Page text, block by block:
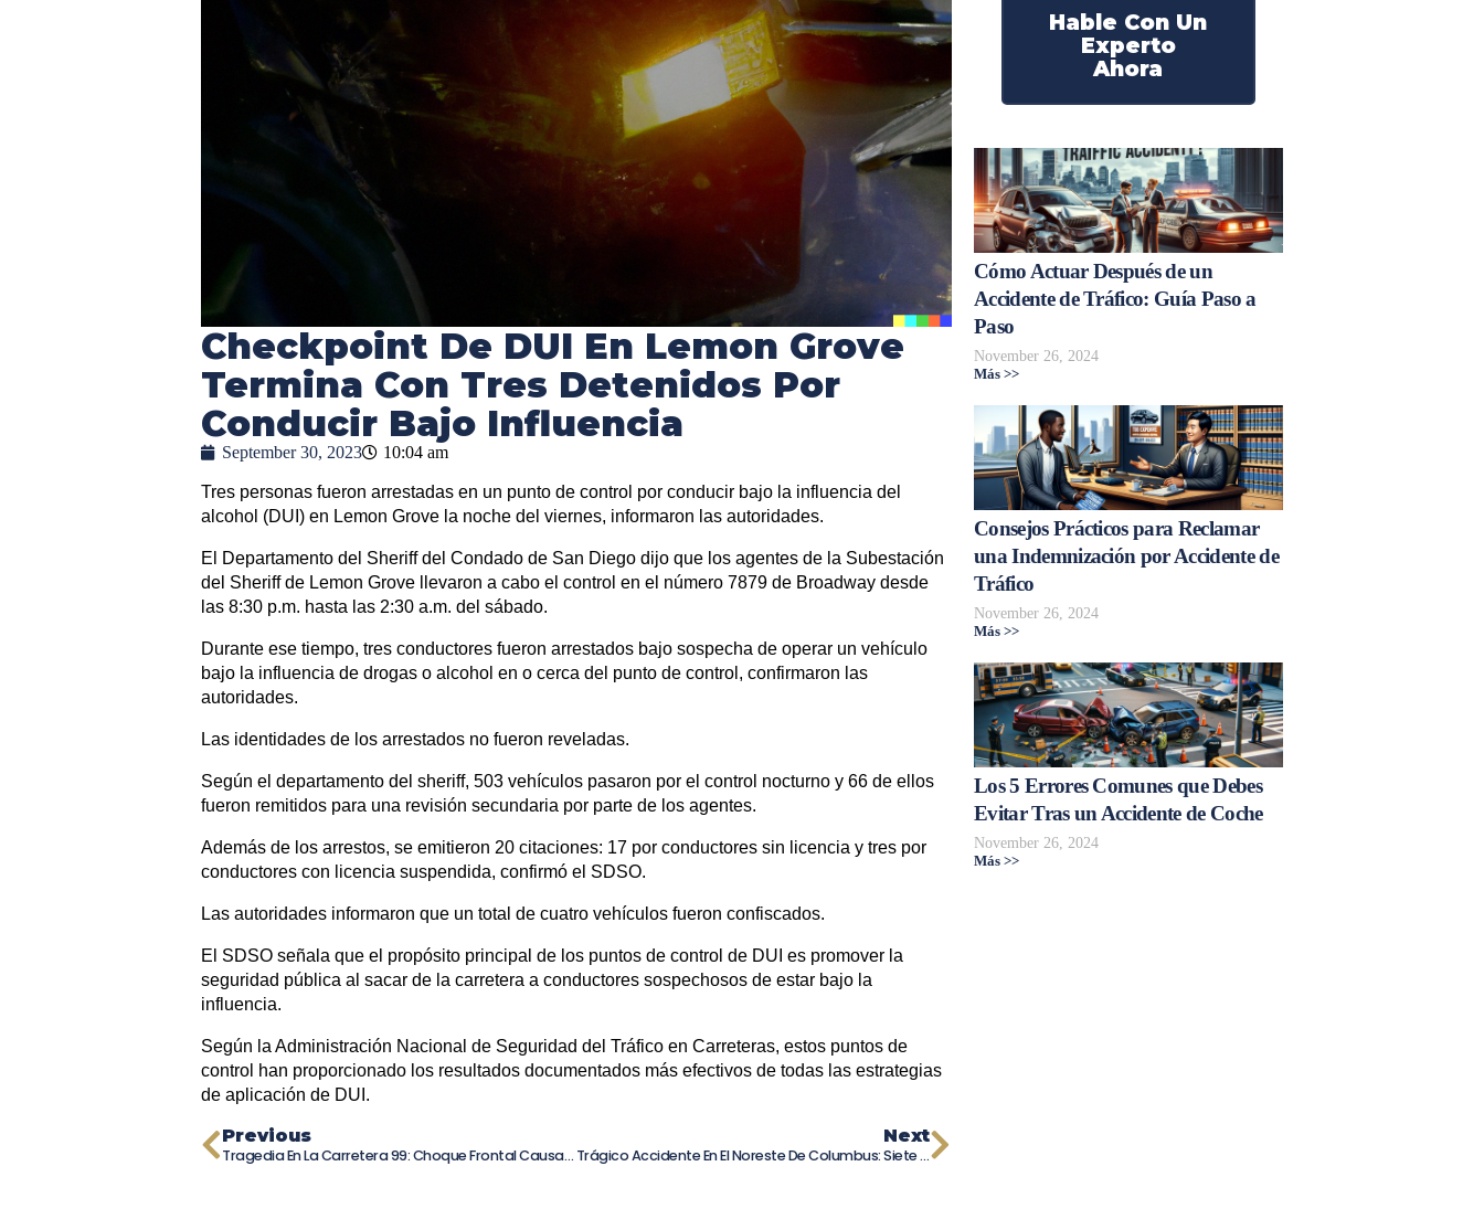
Checkpoint De DUI En Lemon Grove
Termina Con Tres Detenidos Por
Conducir Bajo Influencia
September 30, 2023 10:04 am
Tres personas fueron arrestadas en un punto de control por conducir bajo la influencia del
alcohol (DUI) en Lemon Grove la noche del viernes, informaron las autoridades.
El Departamento del Sheriff del Condado de San Diego dijo que los agentes de la Subestación
del Sheriff de Lemon Grove llevaron a cabo el control en el número 7879 de Broadway desde
las 8:30 p.m. hasta las 2:30 a.m. del sábado.
Durante ese tiempo, tres conductores fueron arrestados bajo sospecha de operar un vehículo
bajo la influencia de drogas o alcohol en o cerca del punto de control, confirmaron las
autoridades.
Las identidades de los arrestados no fueron reveladas.
Según el departamento del sheriff, 503 vehículos pasaron por el control nocturno y 66 de ellos
fueron remitidos para una revisión secundaria por parte de los agentes.
Además de los arrestos, se emitieron 20 citaciones: 17 por conductores sin licencia y tres por
conductores con licencia suspendida, confirmó el SDSO.
Las autoridades informaron que un total de cuatro vehículos fueron confiscados.
El SDSO señala que el propósito principal de los puntos de control de DUI es promover la
seguridad pública al sacar de la carretera a conductores sospechosos de estar bajo la
influencia.
Según la Administración Nacional de Seguridad del Tráfico en Carreteras, estos puntos de
control han proporcionado los resultados documentados más efectivos de todas las estrategias
de aplicación de DUI.
Previous
Tragedia En La Carretera 99: Choque Frontal Causa Una Víctima Fatal Y Deja Una Persona Hospitalizada
Next
Trágico Accidente En El Noreste De Columbus: Siete Personas Hospitalizadas Después De Colisión En Cleveland Avenue
Hable Con Un
Experto
Ahora
Cómo Actuar Después de un
Accidente de Tráfico: Guía Paso a
Paso
November 26, 2024
Más >>
Consejos Prácticos para Reclamar
una Indemnización por Accidente de
Tráfico
November 26, 2024
Más >>
Los 5 Errores Comunes que Debes
Evitar Tras un Accidente de Coche
November 26, 2024
Más >>